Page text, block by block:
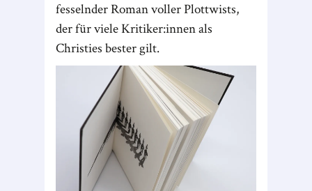
fesselnder Roman voller Plottwists,
der für viele Kritiker:innen als
Christies bester gilt.